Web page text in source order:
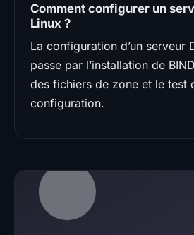
Comment configurer un
Linux ?
La configuration d’un serveur
passe par l’installation de
des fichiers de zone et le test
configuration.